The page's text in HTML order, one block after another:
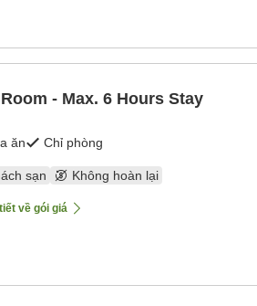
- Max. 6 Hours Stay
ăn Chỉ phòng
sạn Không hoàn lại
về gói giá